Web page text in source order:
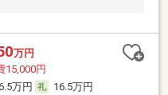
万円
15,000円
万円
16.5万円